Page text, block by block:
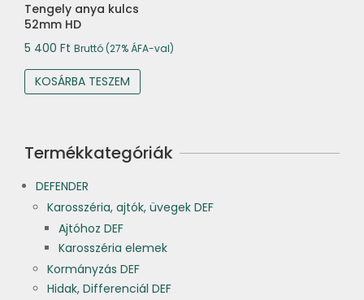
Tengely anya kulcs
52mm HD
5 400 Ft Bruttó (27% ÁFA-val)
KOSÁRBA TESZEM
Termékkategóriák
DEFENDER
Karosszéria, ajtók, üvegek DEF
Ajtóhoz DEF
Karosszéria elemek
Kormányzás DEF
Hidak, Differenciál DEF